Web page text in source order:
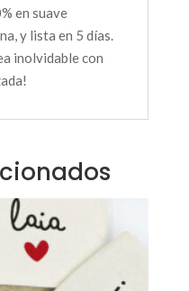
en suave
y lista en 5 días.
inolvidable con